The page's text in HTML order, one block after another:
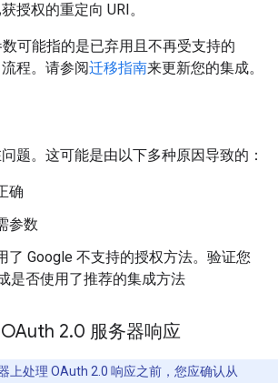
授权的重定向 URI。
可能指的是已弃用且不再受支持的
程。请参阅迁移指南来更新您的集成。
题。这可能是由以下多种原因导致的：
确
参数
了 Google 不支持的授权方法。验证您
是否使用了推荐的集成方法
2.0 服务器响应
上处理 OAuth 2.0 响应之前，您应确认从